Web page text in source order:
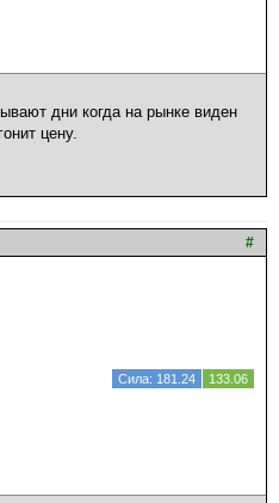
дни когда на рынке виден
цену.
#
Сила: 181.24 133.06